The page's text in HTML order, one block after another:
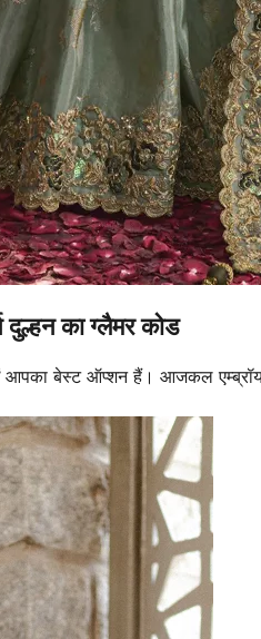
का ग्लैमर कोड
आपका बेस्ट ऑप्शन हैं। आजकल